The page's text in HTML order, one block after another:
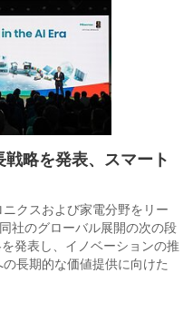
略を発表、スマート
クスおよび家電分野をリー
社のグローバル展開の次の段
発表し、イノベーションの推
長期的な価値提供に向けた